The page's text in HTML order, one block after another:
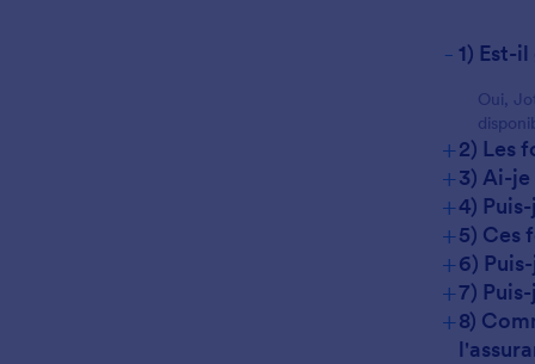
- 1) Est-
Oui,
+2) Les
+3) Ai-
+4)
+5) Ces
+6)
+7)
+8)